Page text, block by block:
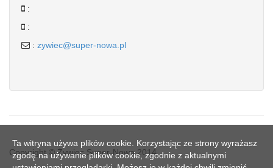
:
:
: zywiec@super-nowa.pl
Copyright © Żywiec Super-Nowa 2014
Ta witryna używa plików cookie. Korzystając ze strony wyrażasz
zgodę na używanie plików cookie, zgodnie z aktualnymi